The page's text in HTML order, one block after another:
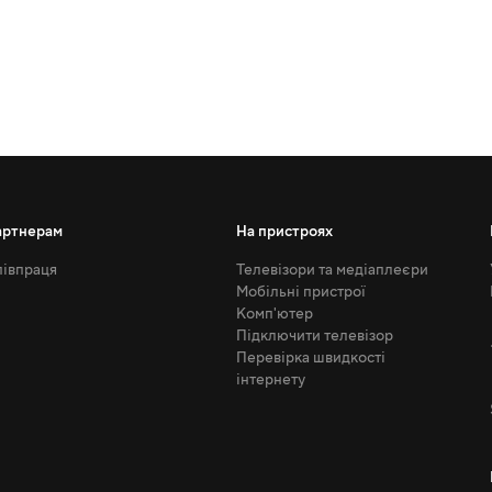
На пристроях
Телевізори та медіаплеєри
Мобільні пристрої
Комп'ютер
Підключити телевізор
Перевірка швидкості
інтернету